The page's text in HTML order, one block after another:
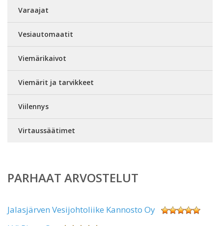
Varaajat
Vesiautomaatit
Viemärikaivot
Viemärit ja tarvikkeet
Viilennys
Virtaussäätimet
PARHAAT ARVOSTELUT
Jalasjärven Vesijohtoliike Kannosto Oy